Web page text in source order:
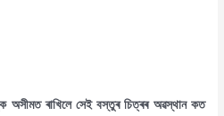
অসীমত ৰাখিলে সেই বস্তুৰ চিত্ৰৰ অৱস্থান কত